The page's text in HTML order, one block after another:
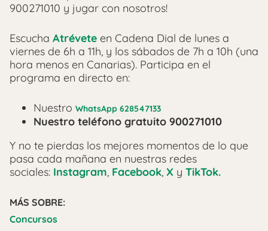
900271010 y jugar con nosotros!
Escucha Atrévete en Cadena Dial de lunes a
viernes de 6h a 11h, y los sábados de 7h a 10h (una
hora menos en Canarias). Participa en el
programa en directo en:
Nuestro WhatsApp 628547133
Nuestro teléfono gratuito 900271010
Y no te pierdas los mejores momentos de lo que
pasa cada mañana en nuestras redes
sociales: Instagram, Facebook, X y TikTok.
MÁS SOBRE:
Concursos